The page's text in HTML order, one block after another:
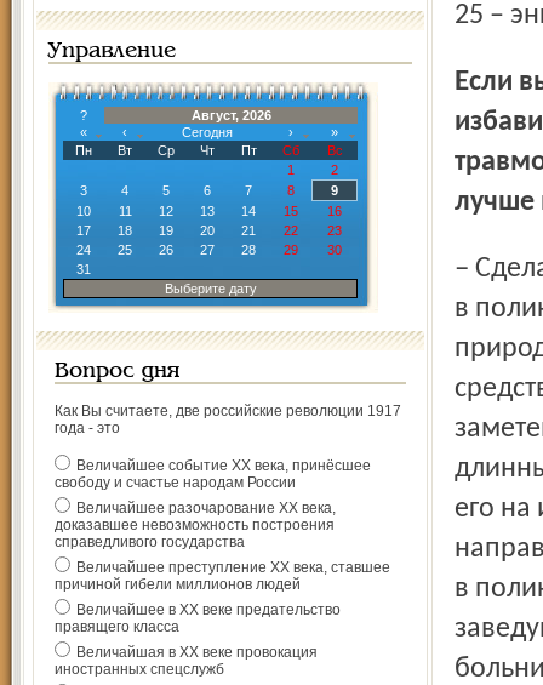
Управление
?
Август, 2026
«
‹ Сегодня ›
»
Пн
Вт Ср Чт Пт Сб
Вс
1
2
3
4 5 6 7 8
9
10
11 12 13 14 15
16
17
18 19 20 21 22
23
24
25 26 27 28 29
30
31
Выберите дату
Вопрос дня
Как Вы считаете, две российские революции 1917
года - это
Величайшее событие ХХ века, принёсшее
свободу и счастье народам России
Величайшее разочарование ХХ века,
доказавшее невозможность построения
справедливого государства
Величайшее преступление ХХ века, ставшее
причиной гибели миллионов людей
Величайшее в ХХ веке предательство
правящего класса
Величайшая в ХХ веке провокация
иностранных спецслужб
25 –
Если вы обнаружили на себе клеща, не пытайтесь
лучше
– Сделайте прививку. Вакцинация проводится круглый год
в
его на
в